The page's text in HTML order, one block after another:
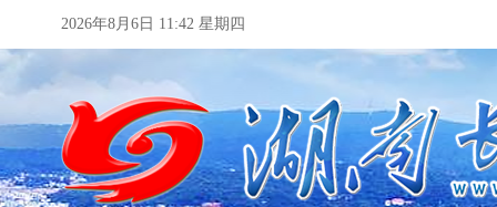
2026年8月6日 11:42 星期四